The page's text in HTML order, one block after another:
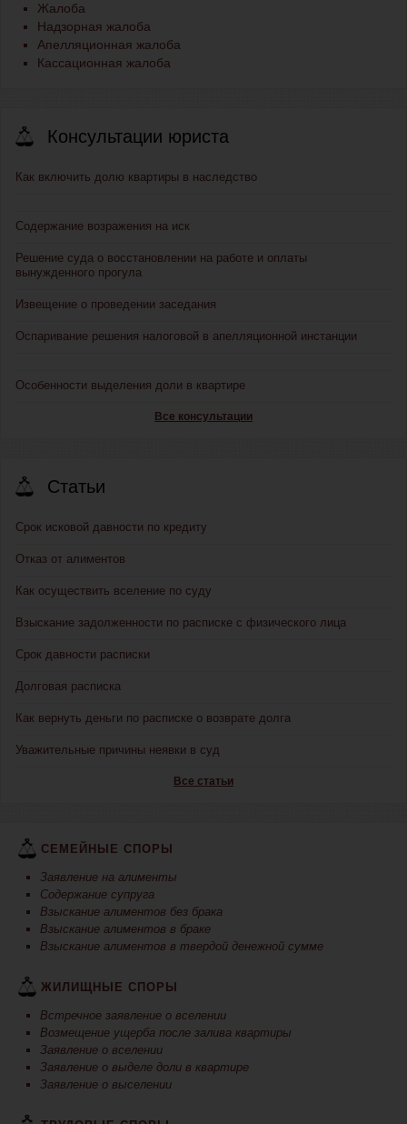
Жалоба
Надзорная жалоба
Апелляционная жалоба
Кассационная жалоба
Консультации юриста
Как включить долю квартиры в наследство
Содержание возражения на иск
Решение суда о восстановлении на работе и оплаты
вынужденного прогула
Извещение о проведении заседания
Оспаривание решения налоговой в апелляционной инстанции
Особенности выделения доли в квартире
Все консультации
Статьи
Срок исковой давности по кредиту
Отказ от алиментов
Как осуществить вселение по суду
Взыскание задолженности по расписке с физического лица
Срок давности расписки
Долговая расписка
Как вернуть деньги по расписке о возврате долга
Уважительные причины неявки в суд
Все статьи
СЕМЕЙНЫЕ СПОРЫ
Заявление на алименты
Содержание супруга
Взыскание алиментов без брака
Взыскание алиментов в браке
Взыскание алиментов в твердой денежной сумме
ЖИЛИЩНЫЕ СПОРЫ
Встречное заявление о вселении
Возмещение ущерба после залива квартиры
Заявление о вселении
Заявление о выделе доли в квартире
Заявление о выселении